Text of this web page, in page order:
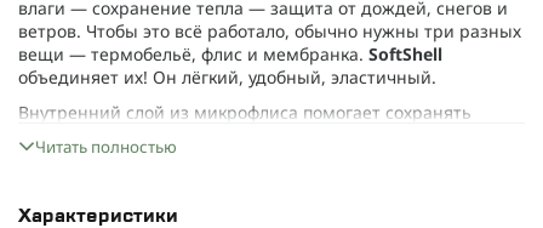
влаги — сохранение тепла — защита от дождей, снегов и
ветров. Чтобы это всё работало, обычно нужны три разных
вещи — термобельё, флис и мембранка. SoftShell
объединяет их! Он лёгкий, удобный, эластичный.
Внутренний слой из микрофлиса помогает сохранять
температуру. А внешний слой — мембранная ткань,
которая не позволит дождю тебя победить, при этом
защищая от порывов ветра.
Читать полностью
Характеристики